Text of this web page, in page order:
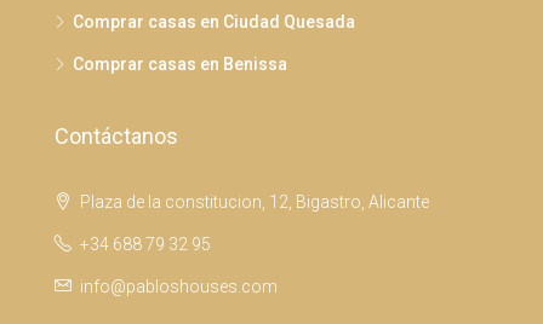
Comprar casas en Ciudad Quesada
Comprar casas en Benissa
Contáctanos
Plaza de la constitucion, 12, Bigastro, Alicante
+34 688 79 32 95
info@pabloshouses.com